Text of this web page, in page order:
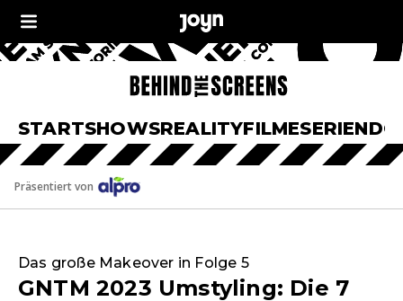
STARTSHOWSREALITYFILMESERIEN
Präsentiert von
Das große Makeover in Folge 5
GNTM 2023 Umstyling: Die 7